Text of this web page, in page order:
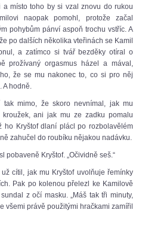
místo toho by si vzal znovu do rukou
naopak pomohl, protože začal
pohybům pánví aspoň trochu vstříc. A
po dalších několika vteřinách se Kamil
a zatímco si tvář bezděky otíral o
prožívaný orgasmus házel a mával,
že se mu nakonec to, co si pro něj
A hodně.
tak mimo, že skoro nevnímal, jak mu
ani jak mu ze zadku pomalu
ho Kryštof dlaní plácl po rozbolavělém
zahučel do roubíku nějakou nadávku.
pobaveně Kryštof. „Očividně seš.“
cítil, jak mu Kryštof uvolňuje řemínky
Pak po kolenou přelezl ke Kamilově
z očí masku. „Máš tak tři minuty,
všemi právě použitými hračkami zamířil